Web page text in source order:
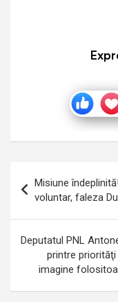
în
articole
Misiune
voluntar, faleza
Deputatul PNL
printre
imagine